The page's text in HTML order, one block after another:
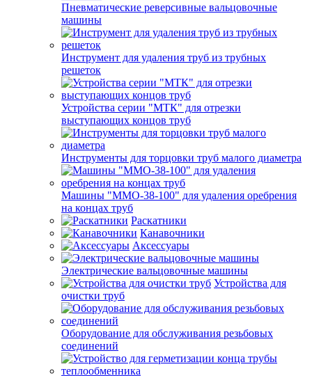
Пневматические реверсивные вальцовочные
машины
Инструмент для удаления труб из трубных
решеток
Устройства серии "МТК" для отрезки
выступающих концов труб
Инструменты для торцовки труб малого диаметра
Машины "ММО-38-100" для удаления оребрения
на концах труб
Раскатники
Канавочники
Аксессуары
Электрические вальцовочные машины
Устройства для
очистки труб
Оборудование для обслуживания резьбовых
соединений